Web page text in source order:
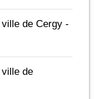
de Cergy -
de